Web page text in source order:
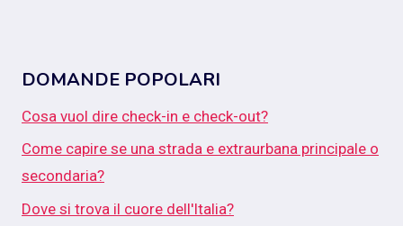
DOMANDE POPOLARI
Cosa vuol dire check-in e check-out?
Come capire se una strada e extraurbana principale o
secondaria?
Dove si trova il cuore dell'Italia?